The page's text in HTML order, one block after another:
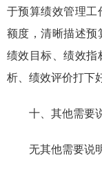
于预算绩效管理工
额度，清晰描述预
绩效目标、绩效指
析、绩效评价打下
十、其他需要
无其他需要说